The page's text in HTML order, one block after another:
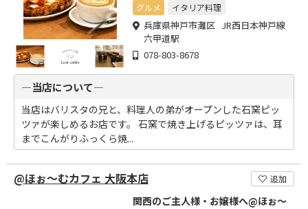
グルメ イタリア料理
兵庫県神戸市灘区 JR西日本神戸線
六甲道駅
078-803-8678
―当店について―
当店はバリスタの兄と、料理人の弟がオープンした石窯ピッ
ツァが楽しめるお店です。 石窯で焼き上げるピッツァは、耳
までこんがりふっくら焼...
@ほぉ～むカフェ 大阪本店 追加
関西のご主人様・お嬢様へ@ほぉ～